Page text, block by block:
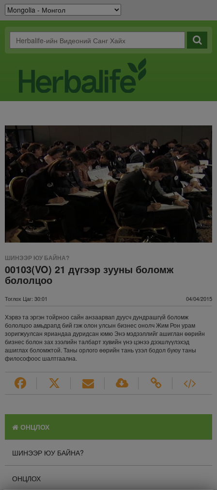
ШИНЭЭР ЮУ БАЙНА?
00103(VO) 21 дүгээр зууны боломж
бололцоо
Тоглох Цаг: 30:01 04/04/2015
Хэрвэ та эргэн тойрноо сайн анзаарвап дуусч дундрашгүй боломж
бололцоо амьдрапд бий гэж олон улсын бизнес онолч Жим Рон урам
зоригжуулсан яриандаа дуридсан юмю Энэ мэдээллийг ашиглан өөрийн
бизнес болон зах зээлийн талбарт хувийн үнэ цэнээ дээшлүүлэхэд
ашиглах боломжтой. Таны орлого өөрийн тань үзэл бодол буюу таны
философоос шалтгаална.
ОНЦЛОХ
ШИНЭЭР ЮУ БАЙНА?
ОНЦЛОХ